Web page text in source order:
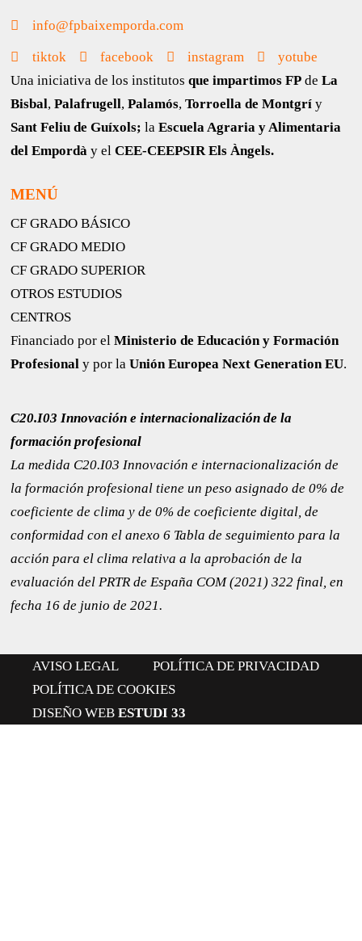
info@fpbaixemporda.com
tiktok facebook instagram
yotube
Una iniciativa de los institutosque impartimos FP deLa
Bisbal,Palafrugell,Palamós,Torroella de Montgrí y
Sant Feliu de Guíxols;la Escuela Agraria y Alimentaria
del Empordày el CEE-CEEPSIR Els Àngels.
MENÚ
CF GRADO BÁSICO
CF GRADO MEDIO
CF GRADO SUPERIOR
OTROS ESTUDIOS
CENTROS
Financiado por elMinisterio de Educación y Formación
Profesional y por laUnión Europea Next Generation EU.
C20.I03 Innovación e internacionalización de la
formación profesional
La medida C20.I03 Innovación e internacionalización de
la formación profesional tiene un peso asignado de 0% de
coeficiente de clima y de 0% de coeficiente digital, de
conformidad con el anexo 6 ​​Tabla de seguimiento para la
acción para el clima relativa a la aprobación de la
evaluación del PRTR de España COM (2021) 322 final, en
fecha 16 de junio de 2021.
AVISO LEGAL
POLÍTICA DE PRIVACIDAD
POLÍTICA DE COOKIES
DISEÑO WEB ESTUDI 33